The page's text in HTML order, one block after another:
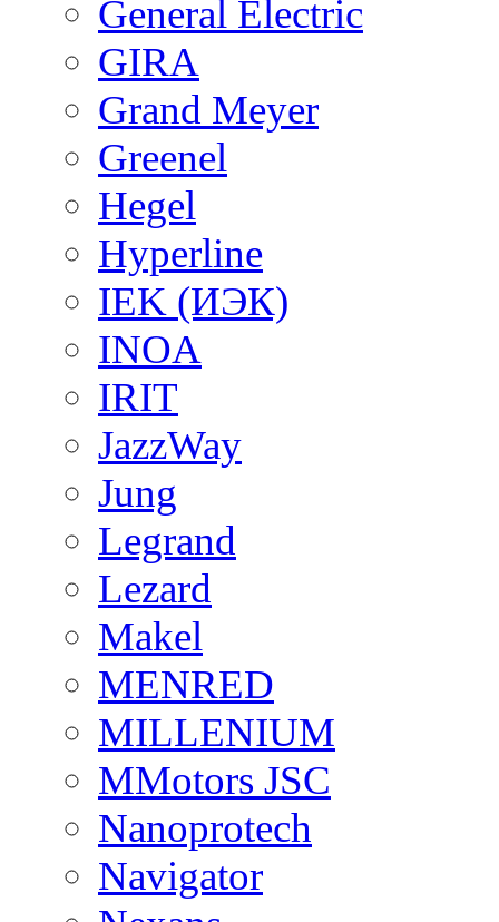
General Electric
GIRA
Grand Meyer
Greenel
Hegel
Hyperline
IEK (ИЭК)
INOA
IRIT
JazzWay
Jung
Legrand
Lezard
Makel
MENRED
MILLENIUM
MMotors JSC
Nanoprotech
Navigator